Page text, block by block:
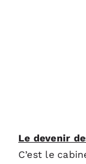
Le devenir
C’est le